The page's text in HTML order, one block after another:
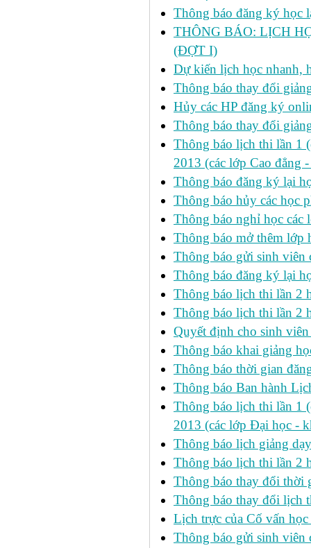
Thông báo đăng ký học
THÔNG BÁO: LỊCH
(ĐỢT I)
Dự kiến lịch học nhanh,
Thông báo thay đổi
Hủy các HP đăng ký
Thông báo thay đổi
Thông báo lịch thi lần 1
2013 (các lớp Cao đẳng
Thông báo đăng ký lại
Thông báo hủy các học
Thông báo nghỉ học các
Thông báo mở thêm lớp
Thông báo gửi sinh viên
Thông báo đăng ký lại
Thông báo lịch thi lần 2
Thông báo lịch thi lần 2
Quyết định cho sinh
Thông báo khai giảng
Thông báo thời gian
Thông báo Ban hành
Thông báo lịch thi lần 1
2013 (các lớp Đại học -
Thông báo lịch giảng
Thông báo lịch thi lần 2
Thông báo thay đổi thời
Thông báo thay đổi lịch
Lịch trực của Cố vấn học
Thông báo gửi sinh viên